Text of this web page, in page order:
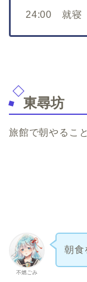
24:00 就寝
東尋坊
旅館で朝やるこ
不燃ごみ
朝食